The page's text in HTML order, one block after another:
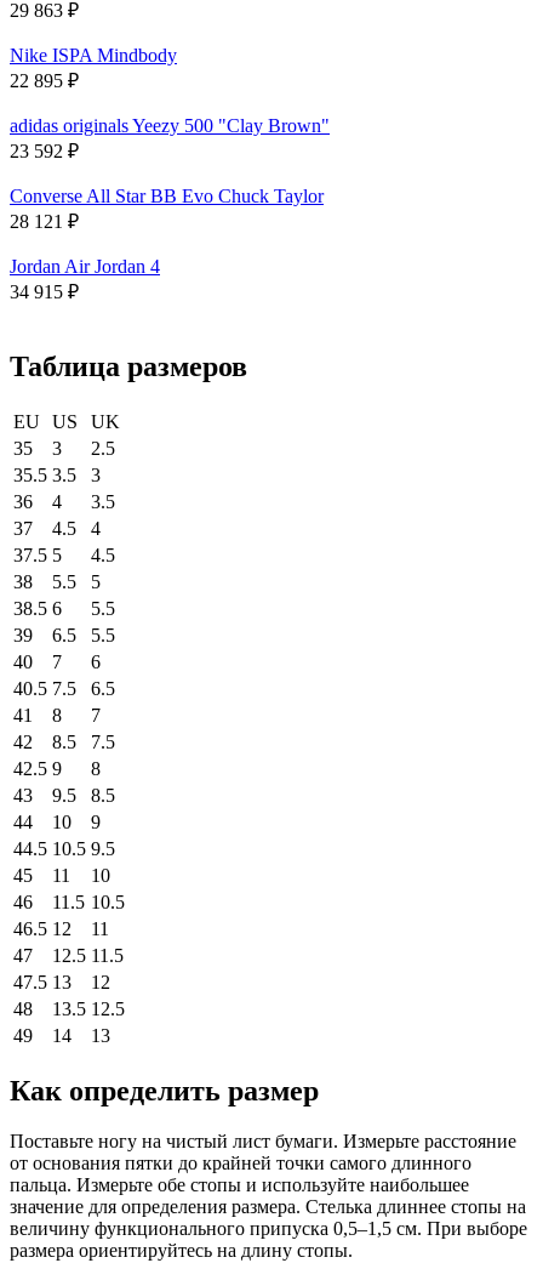
29 863 ₽
Nike ISPA Mindbody
22 895 ₽
adidas originals Yeezy 500 "Clay Brown"
23 592 ₽
Converse All Star BB Evo Chuck Taylor
28 121 ₽
Jordan Air Jordan 4
34 915 ₽
Таблица размеров
EU US
UK
35
3
2.5
35.5 3.5
3
36
4
3.5
37
4.5
4
37.5 5
4.5
38
5.5
5
38.5 6
5.5
39
6.5
5.5
40
7
6
40.5 7.5
6.5
41
8
7
42
8.5
7.5
42.5 9
8
43
9.5
8.5
44
10
9
44.5 10.5 9.5
45
11
10
46
11.5 10.5
46.5 12
11
47
12.5 11.5
47.5 13
12
48
13.5 12.5
49
14 13
Как определить размер
Поставьте ногу на чистый лист бумаги. Измерьте расстояние
от основания пятки до крайней точки самого длинного
пальца. Измерьте обе стопы и используйте наибольшее
значение для определения размера. Стелька длиннее стопы на
величину функционального припуска 0,5–1,5 см. При выборе
размера ориентируйтесь на длину стопы.